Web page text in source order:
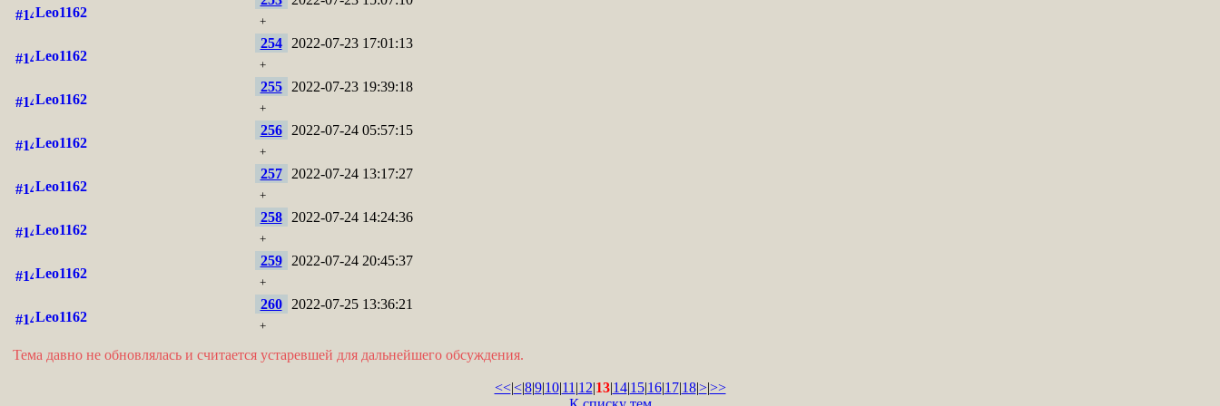
Leo1162
+
Leo1162
254 2022-07-23 17:01:13
+
Leo1162
255 2022-07-23 19:39:18
+
Leo1162
256 2022-07-24 05:57:15
+
Leo1162
257 2022-07-24 13:17:27
+
Leo1162
258 2022-07-24 14:24:36
+
Leo1162
259 2022-07-24 20:45:37
+
Leo1162
260 2022-07-25 13:36:21
+
Тема давно не обновлялась и считается устаревшей для дальнейшего обсуждения.
<<|<|8|9|10|11 |12|13|14|15|16|17|18|>|>>